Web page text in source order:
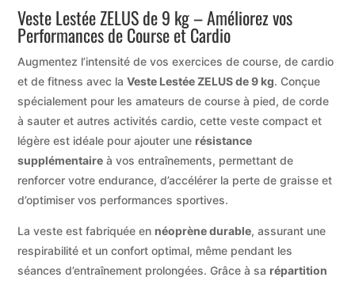
Veste Lestée ZELUS de 9 kg – Améliorez vos
Performances de Course et Cardio
Augmentez l’intensité de vos exercices de course, de cardio
et de fitness avec laVeste Lestée ZELUS de 9 kg. Conçue
spécialement pour les amateurs de course à pied, de corde
à sauter et autres activités cardio, cette veste compact et
légère est idéale pour ajouter unerésistance
supplémentaire à vos entraînements, permettant de
renforcer votre endurance, d’accélérer la perte de graisse et
d’optimiser vos performances sportives.
La veste est fabriquée ennéoprène durable, assurant une
respirabilité et un confort optimal, même pendant les
séances d’entraînement prolongées. Grâce à sarépartition